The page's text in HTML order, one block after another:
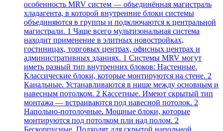
особенность MRV систем — объединённая магистраль
хладагента, в которой внутренние блоки системы
объединяются в группы и подключаются к центральной
магистрали. 1 Чаще всего мультизональная система
находит применение в элитных новостройках,
гостиницах, торговых центрах, офисных центрах и
административных зданиях. 1 Системы MRV могут
иметь разный тип внутренних блоков: Настенные.
Классические блоки, которые монтируются на стене. 2
Канальные. Устанавливаются в нише между основным и
навесным потолком. 2 Кассетные. Имеют скрытый тип
монтажа — встраиваются под навесной потолок. 2
Напольно-потолочные. Мощные блоки, которые
монтируются под потолком пли над полом. 2
Бескорпусные. Подходят для скрытой напольной